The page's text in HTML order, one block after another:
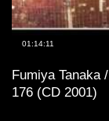
01:14:11
Fumiya Tanaka
176 (CD 2001)